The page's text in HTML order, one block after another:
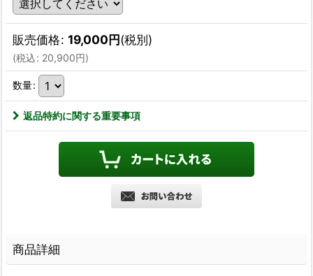
販売価格: 19,000円(税別)
(税込: 20,900円)
数量:
返品特約に関する重要事項
商品詳細